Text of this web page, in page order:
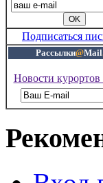
Подписаться
Рассылки@Mail
Новости